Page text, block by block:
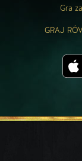
Gra
GRAJ